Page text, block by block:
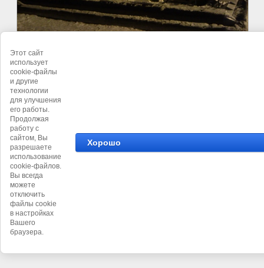
©Профавткомфорт
Этот сайт
использует
cookie-файлы
и другие
технологии
для улучшения
его работы.
Продолжая
работу с
сайтом, Вы
разрешаете
использование
cookie-файлов.
Вы всегда
можете
отключить
файлы cookie
в настройках
Вашего
браузера.
Хорошо